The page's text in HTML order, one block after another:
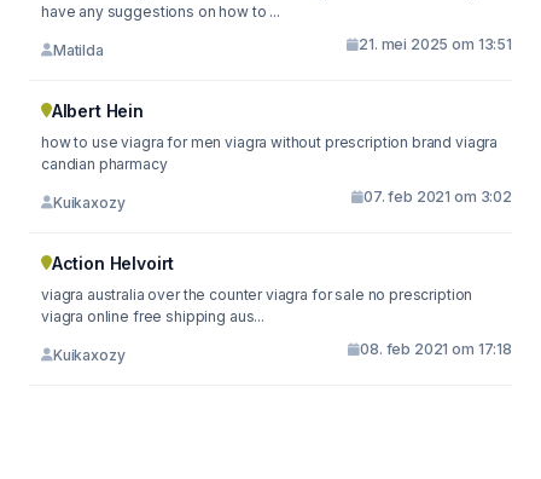
have any suggestions on how to ...
Matilda 21. mei 2025 om 13:51
Albert Hein
how to use viagra for men viagra without prescription brand viagra
candian pharmacy
Kuikaxozy 07. feb 2021 om 3:02
Action Helvoirt
viagra australia over the counter viagra for sale no prescription
viagra online free shipping aus...
Kuikaxozy 08. feb 2021 om 17:18